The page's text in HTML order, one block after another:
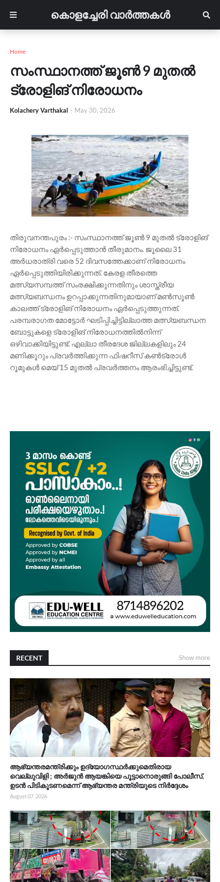
കൊളച്ചേരി വാർത്തകൾ
Home
സംസ്ഥാനത്ത് ജൂൺ 9 മുതൽ
ട്രോളിങ് നിരോധനം
Kolachery Varthakal - May 30, 2026
തിരുവനന്തപുരം :- സംസ്ഥാനത്ത് ജൂൺ 9 മുതൽ ട്രോളിങ്
നിരോധനം ഏർപ്പെടുത്താൻ തീരുമാനം. ജൂലൈ 31
അർധരാത്രി വരെ 52 ദിവസത്തേക്കാണ് നിരോധനം
ഏർപ്പെടുത്തിയിരിക്കുന്നത്. കേരള തീരത്തെ
മത്സ്യസമ്പത്ത് സംരക്ഷിക്കുന്നതിനും ശാസ്ത്രീയ
മത്സ്യബന്ധനം ഉറപ്പാക്കുന്നതിനുമായാണ് മൺസൂൺ
കാലത്ത് ട്രോളിങ് നിരോധനം ഏർപ്പെടുത്തുന്നത്.
പരമ്പരാഗത മോട്ടോർ ഘടിപ്പിച്ചിട്ടില്ലാത്ത മത്സ്യബന്ധന
ബോട്ടുകളെ ട്രോളിങ് നിരോധനത്തിൽനിന്ന്
ഒഴിവാക്കിയിട്ടുണ്ട്. എല്ലാ തീരദേശ ജില്ലകളിലും 24
മണിക്കൂറും പ്രവർത്തിക്കുന്ന ഫിഷറീസ് കൺട്രോൾ
റൂമുകൾ മെയ് 15 മുതൽ പ്രവർത്തനം ആരംഭിച്ചിട്ടുണ്ട്.
RECENT Show more
ആഭ്യന്തരമന്ത്രിക്കും ഉദ്യോഗസ്ഥർക്കുമെതിരായ
വെല്ലുവിളി ; അർജുൻ ആയങ്കിയെ പൂട്ടാനൊരുങ്ങി പോലീസ്,
ഉടൻ പിടികൂടണമെന്ന് ആഭ്യന്തര മന്ത്രിയുടെ നിർദ്ദേശം
August 07, 2026